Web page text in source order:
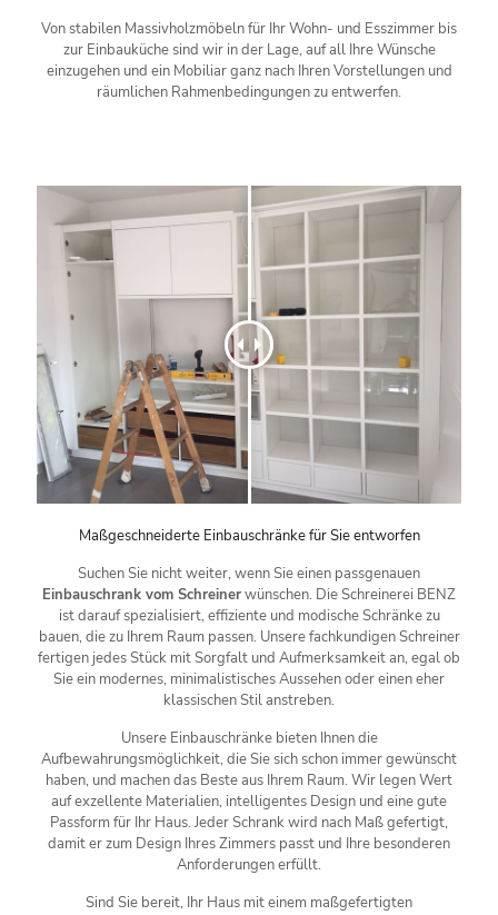
Von stabilen Massivholzmöbeln für Ihr Wohn- und Esszimmer bis
zur Einbauküche sind wir in der Lage, auf all Ihre Wünsche
einzugehen und ein Mobiliar ganz nach Ihren Vorstellungen und
räumlichen Rahmenbedingungen zu entwerfen.
Maßgeschneiderte Einbauschränke für Sie entworfen
Suchen Sie nicht weiter, wenn Sie einen passgenauen
Einbauschrank vom Schreinerwünschen. Die Schreinerei BENZ
ist darauf spezialisiert, effiziente und modische Schränke zu
bauen, die zu Ihrem Raum passen. Unsere fachkundigen Schreiner
fertigen jedes Stück mit Sorgfalt und Aufmerksamkeit an, egal ob
Sie ein modernes, minimalistisches Aussehen oder einen eher
klassischen Stil anstreben.
Unsere Einbauschränke bieten Ihnen die
Aufbewahrungsmöglichkeit, die Sie sich schon immer gewünscht
haben, und machen das Beste aus Ihrem Raum. Wir legen Wert
auf exzellente Materialien, intelligentes Design und eine gute
Passform für Ihr Haus. Jeder Schrank wird nach Maß gefertigt,
damit er zum Design Ihres Zimmers passt und Ihre besonderen
Anforderungen erfüllt.
Sind Sie bereit, Ihr Haus mit einem maßgefertigten